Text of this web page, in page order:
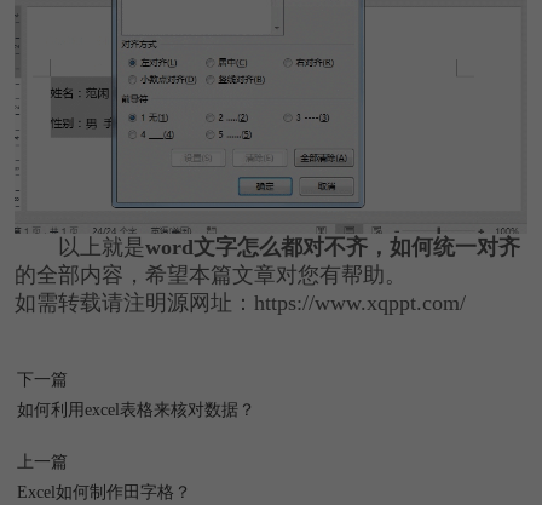
以上就是word文字怎么都对不齐，如何统一对齐
的全部内容，希望本篇文章对您有帮助。
如需转载请注明源网址：https://www.xqppt.com/
下一篇
如何利用excel表格来核对数据？
上一篇
Excel如何制作田字格？